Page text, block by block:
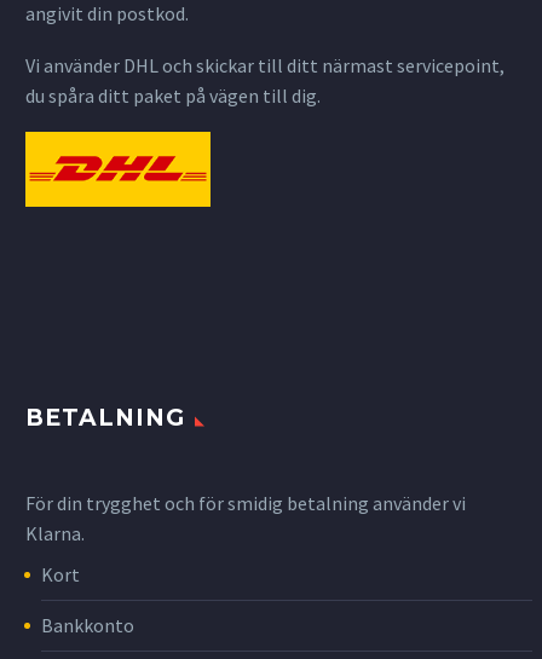
angivit din postkod.
Vi använder DHL och skickar till ditt närmast servicepoint,
du spåra ditt paket på vägen till dig.
BETALNING
För din trygghet och för smidig betalning använder vi
Klarna.
Kort
Bankkonto